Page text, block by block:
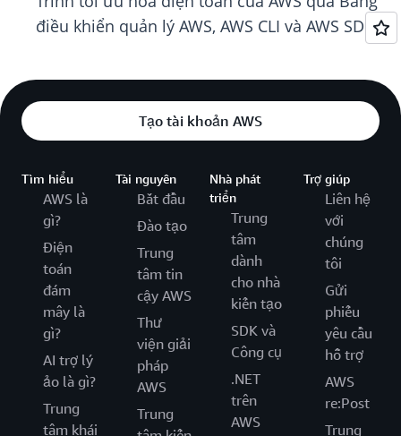
điều khiển quản lý AWS, AWS CLI và AWS SDK.
Tạo tài khoản AWS
Tìm hiểu
AWS là
gì?
Điện
toán
đám
mây là
gì?
AI trợ lý
ảo là gì?
Trung
tâm khái
Tài nguyên
Bắt đầu
Đào tạo
Trung
tâm tin
cậy AWS
Thư
viện giải
pháp
AWS
Trung
Nhà phát
triển
Trung
tâm
dành
cho nhà
kiến tạo
SDK và
Công cụ
.NET
trên
AWS
Trợ giúp
Liên hệ
với
chúng
tôi
Gửi
phiếu
yêu cầu
hỗ trợ
AWS
re:Post
Trung